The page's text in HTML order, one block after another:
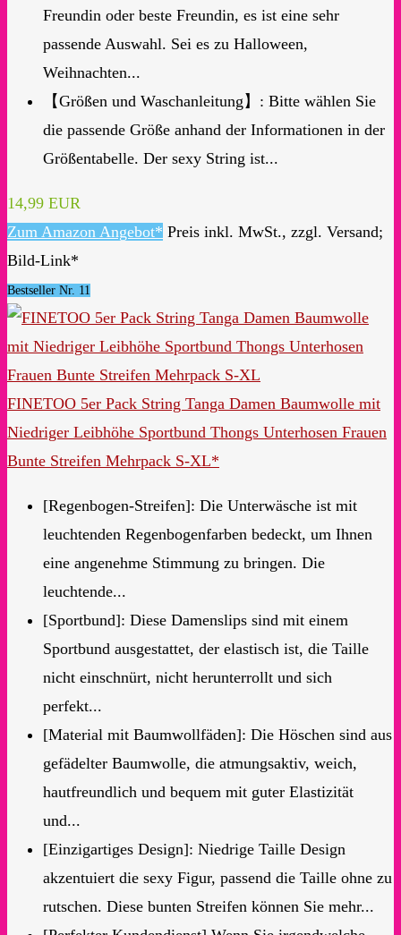
Freundin oder beste Freundin, es ist eine sehr
passende Auswahl. Sei es zu Halloween,
Weihnachten...
【Größen und Waschanleitung】: Bitte wählen Sie
die passende Größe anhand der Informationen in der
Größentabelle. Der sexy String ist...
14,99 EUR
Zum Amazon Angebot* Preis inkl. MwSt., zzgl. Versand;
Bild-Link*
Bestseller Nr. 11
FINETOO 5er Pack String Tanga Damen Baumwolle mit
Niedriger Leibhöhe Sportbund Thongs Unterhosen Frauen
Bunte Streifen Mehrpack S-XL*
[Regenbogen-Streifen]: Die Unterwäsche ist mit
leuchtenden Regenbogenfarben bedeckt, um Ihnen
eine angenehme Stimmung zu bringen. Die
leuchtende...
[Sportbund]: Diese Damenslips sind mit einem
Sportbund ausgestattet, der elastisch ist, die Taille
nicht einschnürt, nicht herunterrollt und sich
perfekt...
[Material mit Baumwollfäden]: Die Höschen sind aus
gefädelter Baumwolle, die atmungsaktiv, weich,
hautfreundlich und bequem mit guter Elastizität
und...
[Einzigartiges Design]: Niedrige Taille Design
akzentuiert die sexy Figur, passend die Taille ohne zu
rutschen. Diese bunten Streifen können Sie mehr...